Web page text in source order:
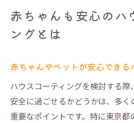
赤ちゃんも安心のハ
ングとは
赤ちゃんやペットが安心でき
ハウスコーティングを検討する
安全に過ごせるかどうかは、多く
重要なポイントです。特に東京